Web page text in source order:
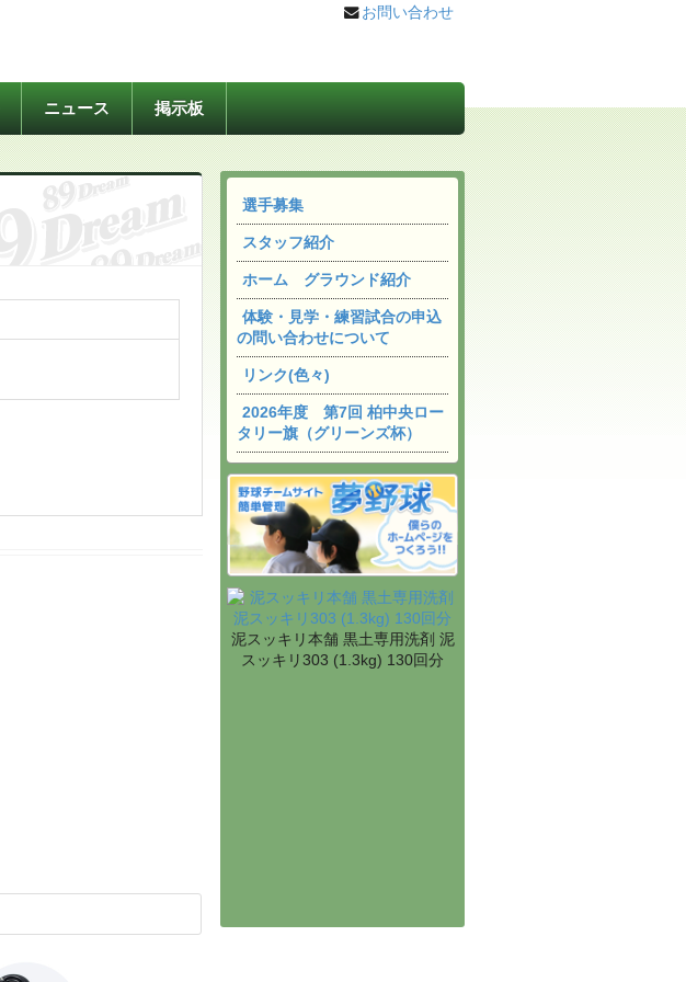
お問い合わせ
ニュース 掲示板
選手募集
スタッフ紹介
ホーム グラウンド紹介
体験・見学・練習試合の申込
の問い合わせについて
リンク(色々)
2026年度 第7回 柏中央ロー
タリー旗（グリーンズ杯）
泥スッキリ本舗 黒土専用洗剤 泥
スッキリ303 (1.3kg) 130回分